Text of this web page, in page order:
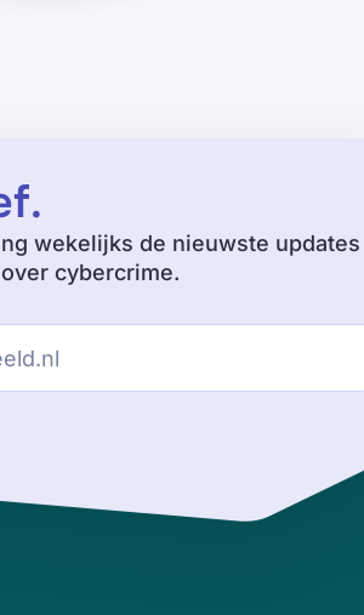
.
wekelijks de nieuwste updates
cybercrime.